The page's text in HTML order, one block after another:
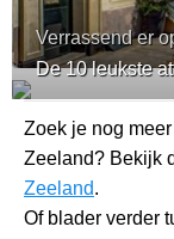
Verrassend er
De 10 leukste
Zoek je nog
Zeeland? Bekijk
Zeeland.
Of blader verder